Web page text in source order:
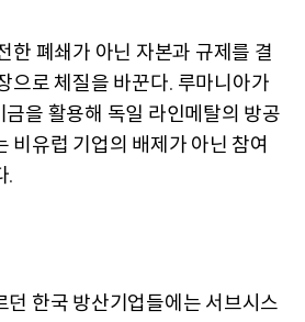
한 폐쇄가 아닌 자본과 규제를 결
으로 체질을 바꾼다. 루마니아가
금을 활용해 독일 라인메탈의 방공
비유럽 기업의 배제가 아닌 참여
.
던 한국 방산기업들에는 서브시스